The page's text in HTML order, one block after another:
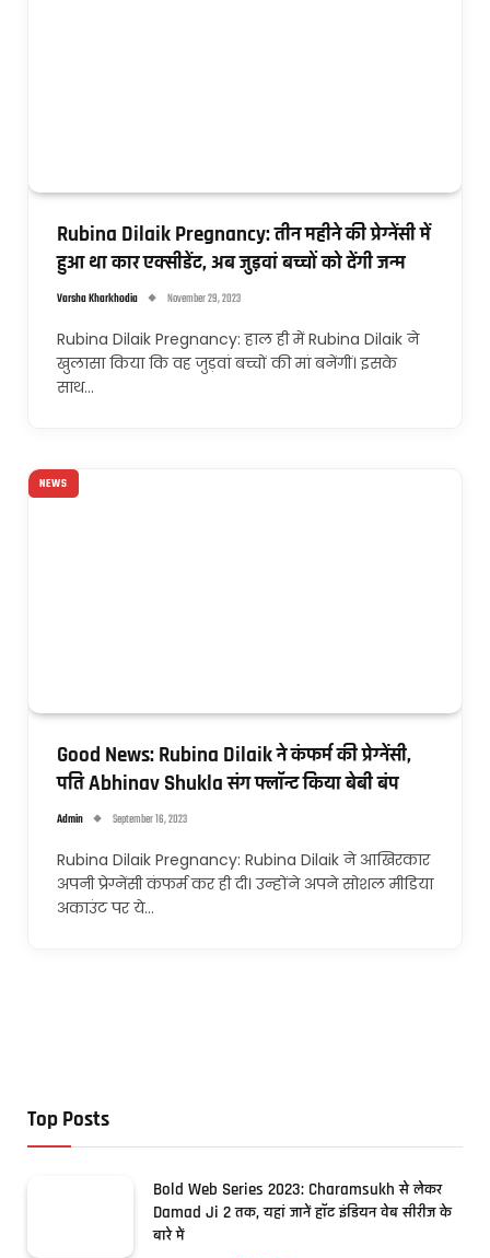
Rubina Dilaik Pregnancy: तीन महीने की प्रेग्नेंसी में
हुआ था कार एक्सीडेंट, अब जुड़वां बच्चों को देंगी जन्म
Varsha Kharkhodia November 29, 2023
Rubina Dilaik Pregnancy: हाल ही में Rubina Dilaik ने
खुलासा किया कि वह जुड़वां बच्चों की मां बनेंगीं। इसके
साथ…
NEWS
Good News: Rubina Dilaik ने कंफर्म की प्रेग्नेंसी,
पति Abhinav Shukla संग फ्लॉन्ट किया बेबी बंप
Admin September 16, 2023
Rubina Dilaik Pregnancy: Rubina Dilaik ने आखिरकार
अपनी प्रेग्नेंसी कंफर्म कर ही दी। उन्होंने अपने सोशल मीडिया
अकाउंट पर ये…
Top Posts
Bold Web Series 2023: Charamsukh से लेकर
Damad Ji 2 तक, यहां जानें हॉट इंडियन वेब सीरीज के
बारे में